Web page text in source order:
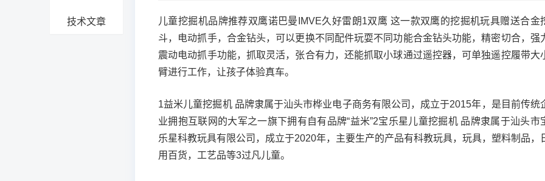
技术文章
儿童挖掘机品牌推荐双鹰诺巴曼IMVE久好雷朗1双鹰 这一款双鹰的挖掘机玩具赠送合金
斗，电动抓手，合金钻头，可以更换不同配件玩耍不同功能合金钻头功能，精密切合，强
震动电动抓手功能，抓取灵活，张合有力，还能抓取小球通过遥控器，可单独遥控履带大
臂进行工作，让孩子体验真车。
1益米儿童挖掘机 品牌隶属于汕头市桦业电子商务有限公司，成立于2015年，是目前传统
业拥抱互联网的大军之一旗下拥有自有品牌“益米”2宝乐星儿童挖掘机 品牌隶属于汕头市
乐星科教玩具有限公司，成立于2020年，主要生产的产品有科教玩具，玩具，塑料制品，
用百货，工艺品等3过凡儿童。